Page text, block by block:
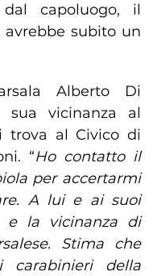
dal capoluogo, il
subito un
Alberto Di
sua vicinanza al
trova al Civico di
“Ho contatto il
per accertarmi
A lui e ai suoi
e la vicinanza di
Stima che
della